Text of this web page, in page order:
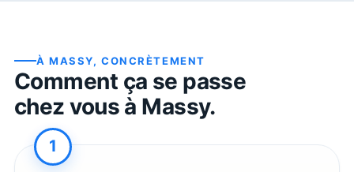
ÀMASSY, CONCRÈTEMENT
Comment ça se passe
chez vous à Massy.
1